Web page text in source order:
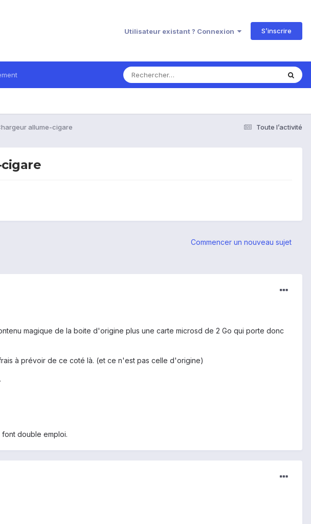
Utilisateur existant ? Connexion S’inscrire
Toute l’activité
allume-cigare
cigare
Commencer un nouveau sujet
magique de la boite d'origine plus une carte microsd de 2 Go qui porte donc
à prévoir de ce coté là. (et ce n'est pas celle d'origine)
double emploi.